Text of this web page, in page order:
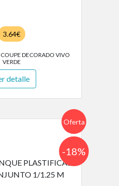
3.64€
DECORADO VIVO
VERDE
detalle
Oferta
-18%